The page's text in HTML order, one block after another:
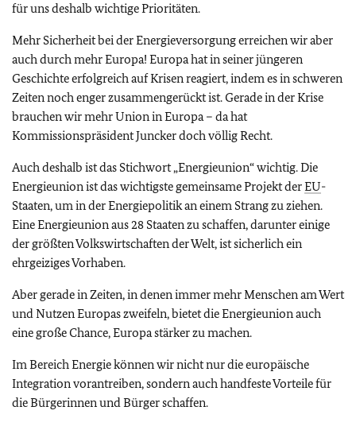
für uns deshalb wichtige Prioritäten.
Mehr Sicherheit bei der Energieversorgung erreichen wir aber
auch durch mehr Europa! Europa hat in seiner jüngeren
Geschichte erfolgreich auf Krisen reagiert, indem es in schweren
Zeiten noch enger zusammengerückt ist. Gerade in der Krise
brauchen wir mehr Union in Europa – da hat
Kommissionspräsident Juncker doch völlig Recht.
Auch deshalb ist das Stichwort „Energieunion“ wichtig. Die
Energieunion ist das wichtigste gemeinsame Projekt derEU-
Staaten, um in der Energiepolitik an einem Strang zu ziehen.
Eine Energieunion aus 28 Staaten zu schaffen, darunter einige
der größten Volkswirtschaften der Welt, ist sicherlich ein
ehrgeiziges Vorhaben.
Aber gerade in Zeiten, in denen immer mehr Menschen am Wert
und Nutzen Europas zweifeln, bietet die Energieunion auch
eine große Chance, Europa stärker zu machen.
Im Bereich Energie können wir nicht nur die europäische
Integration vorantreiben, sondern auch handfeste Vorteile für
die Bürgerinnen und Bürger schaffen.